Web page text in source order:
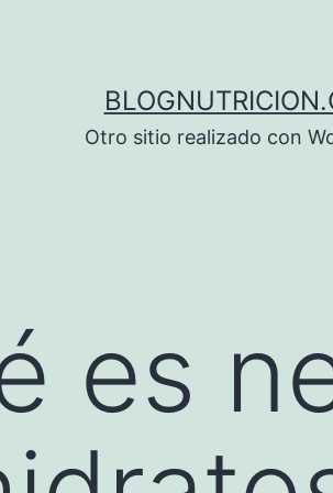
Otro sitio realizado con
es